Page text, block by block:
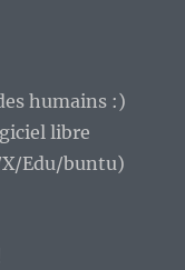
humains :)
libre
Edu/buntu)